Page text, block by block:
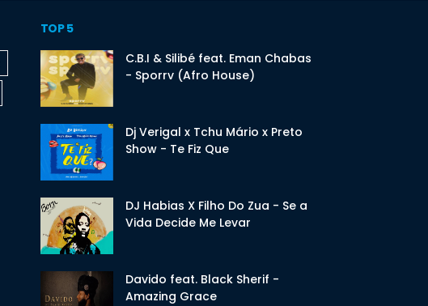
TOP 5
C.B.I & Silibé feat. Eman Chabas
- Sporrv (Afro House)
Dj Verigal x Tchu Mário x Preto
Show - Te Fiz Que
DJ Habias X Filho Do Zua - Se a
Vida Decide Me Levar
Davido feat. Black Sherif -
Amazing Grace